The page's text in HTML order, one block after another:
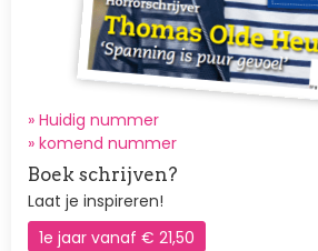
» Huidig nummer
» komend nummer
Boek schrijven?
Laat je inspireren!
1e jaar vanaf € 21,50